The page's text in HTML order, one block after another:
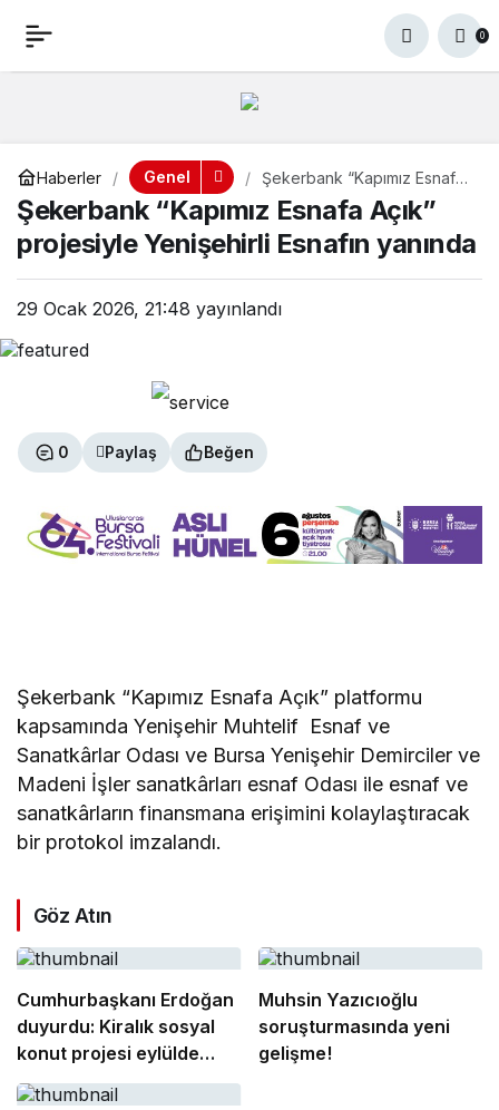
0
Haberler Genel
Şekerbank “Kapımız Esnafa
Açık” projesiyle Yenişehirli
Esnafın yanında
Şekerbank “Kapımız Esnafa Açık”
projesiyle Yenişehirli Esnafın yanında
29 Ocak 2026, 21:48 yayınlandı
0 Paylaş Beğen
Şekerbank “Kapımız Esnafa Açık” platformu
kapsamında Yenişehir Muhtelif Esnaf ve
Sanatkârlar Odası ve Bursa Yenişehir Demirciler ve
Madeni İşler sanatkârları esnaf Odası ile esnaf ve
sanatkârların finansmana erişimini kolaylaştıracak
bir protokol imzalandı.
Göz Atın
Cumhurbaşkanı Erdoğan
duyurdu: Kiralık sosyal
konut projesi eylülde
başlıyor
Muhsin Yazıcıoğlu
soruşturmasında yeni
gelişme!
Şekerbank “Kapımız
yanında
0 Paylaş